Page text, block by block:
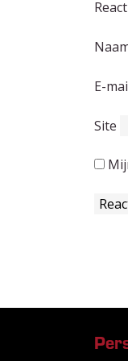
E-
Site